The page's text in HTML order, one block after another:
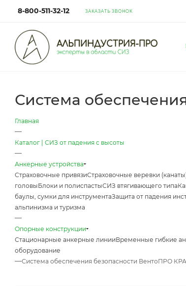
8-800-511-32-12 ЗАКАЗАТЬ ЗВОНОК
Система
Главная
—
Каталог | СИЗ от падения с высоты
—
Анкерные устройства
Страховочные привязиСтраховочные веревки
головыБлоки и полиспастыСИЗ втягивающего типа
баулы, сумки для инструментаЗащита от падения
альпинизма и туризма
—
Опорные конструкции
Стационарные анкерные линииВременные гибкие
оборудование
—Система обеспечения безопасности ВентоПРО